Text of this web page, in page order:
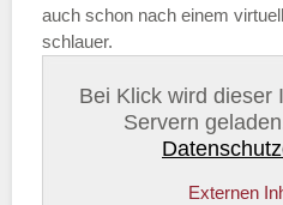
auch schon nach einem
schlauer.
Bei Klick wird dieser
Servern
Externen